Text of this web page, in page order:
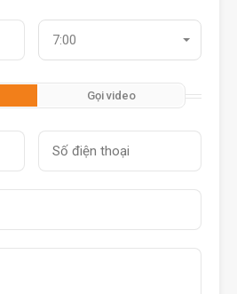
7:00
Gọi video